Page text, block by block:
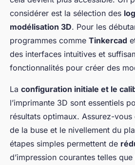
considérer est la sélection des
modélisation 3D. Pour les
programmes comme Tinkercad
des interfaces intuitives et
fonctionnalités pour créer des
La configuration initiale et le
l’imprimante 3D sont essentiels
résultats optimaux. Assurez-vous
de la buse et le nivellement du
étapes simples permettent de
d’impression courantes telles